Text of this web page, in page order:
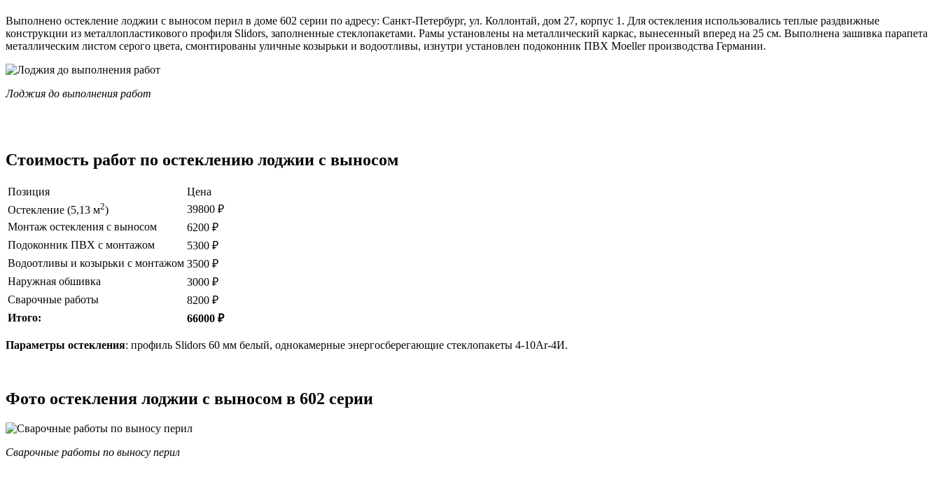
Выполнено остекление лоджии с выносом перил в доме 602 серии по адресу: Санкт-Петербург, ул. Коллонтай, дом 27, корпус 1. Для остекления использовались теплые раздвижные
конструкции из металлопластикового профиля Slidors, заполненные стеклопакетами. Рамы установлены на металлический каркас, вынесенный вперед на 25 см. Выполнена зашивка парапета
металлическим листом серого цвета, смонтированы уличные козырьки и водоотливы, изнутри установлен подоконник ПВХ Moeller производства Германии.
Лоджия до выполнения работ
Стоимость работ по остеклению лоджии с выносом
Позиция
Цена
Остекление (5,13 м2)
39800 ₽
Монтаж остекления с выносом
6200 ₽
Подоконник ПВХ с монтажом
5300 ₽
Водоотливы и козырьки с монтажом 3500 ₽
Наружная обшивка
3000 ₽
Сварочные работы
8200 ₽
Итого:
66000 ₽
Параметры остекления: профиль Slidors 60 мм белый, однокамерные энергосберегающие стеклопакеты 4-10Ar-4И.
Фото остекления лоджии с выносом в 602 серии
Сварочные работы по выносу перил